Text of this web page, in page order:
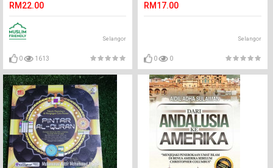
RM22.00
Selangor
0 1613
RM17.00
Selangor
0 0